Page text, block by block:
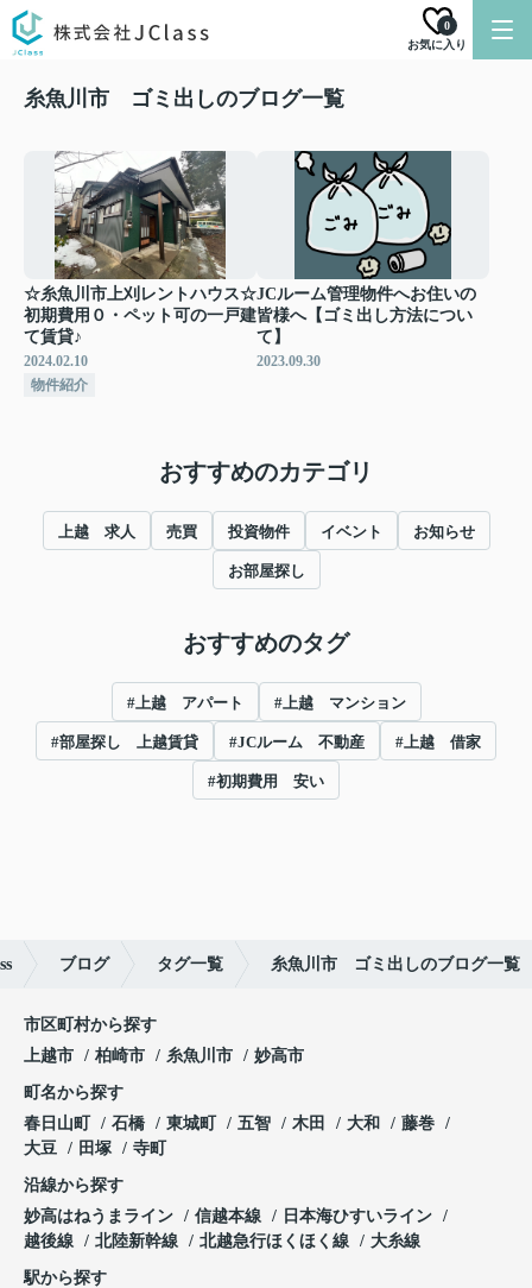
お気に入り
0
糸魚川市 ゴミ出しのブログ一覧
☆糸魚川市上刈レントハウス☆
初期費用０・ペット可の一戸建
て賃貸♪
2024.02.10
物件紹介
JCルーム管理物件へお住いの
皆様へ【ゴミ出し方法につい
て】
2023.09.30
おすすめのカテゴリ
上越 求人 売買 投資物件 イベント お知らせ
お部屋探し
おすすめのタグ
#上越 アパート #上越 マンション
#部屋探し 上越賃貸 #JCルーム 不動産 #上越 借家
#初期費用 安い
ブログ タグ一覧 糸魚川市 ゴミ出しのブログ一覧
市区町村から探す
上越市
柏崎市 糸魚川市 妙高市
町名から探す
春日山町
石橋 東城町 五智 木田 大和
藤巻
大豆
田塚 寺町
沿線から探す
妙高はねうまライン
信越本線
日本海ひすいライン
越後線
北陸新幹線 北越急行ほくほく線 大糸線
駅から探す